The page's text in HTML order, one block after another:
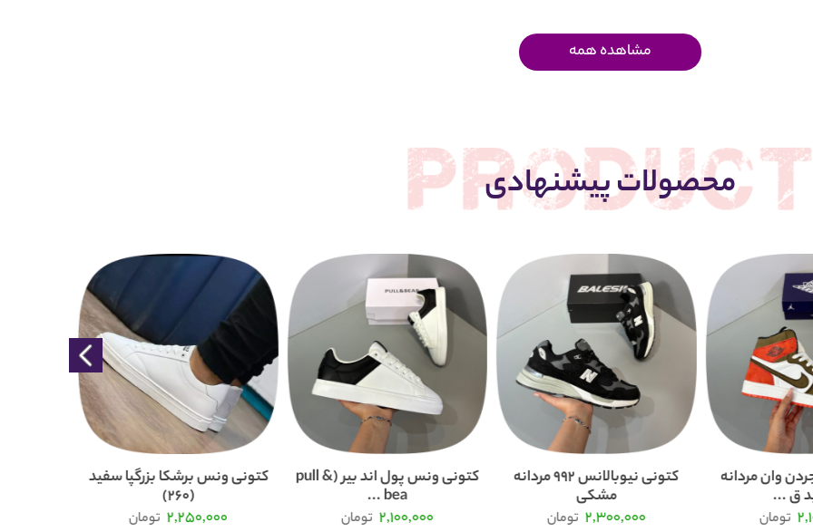
مشاهده همه
محصولات پیشنهادی
وان مردانه
ق ...
تومان
کتونی نیوبالانس 992 مردانه
مشکی
2,300,000 تومان
کتونی ونس پول اند بیر (pull &
bea ...
2,100,000 تومان
کتونی ونس برشکا بزرگپا سفید
(260)
2,250,000 تومان